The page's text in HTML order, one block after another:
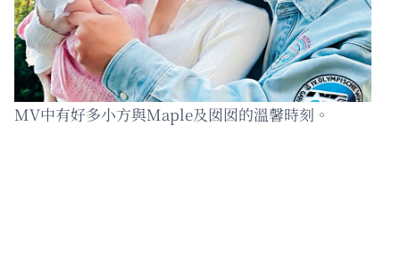
MV中有好多小方與Maple及囡囡的溫馨時刻。